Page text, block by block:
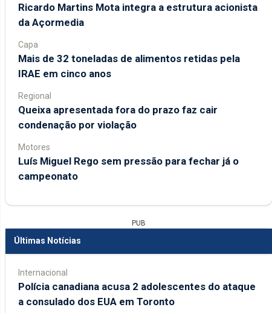
Ricardo Martins Mota integra a estrutura acionista
da Açormedia
Capa
Mais de 32 toneladas de alimentos retidas pela
IRAE em cinco anos
Regional
Queixa apresentada fora do prazo faz cair
condenação por violação
Motores
Luís Miguel Rego sem pressão para fechar já o
campeonato
PUB
Últimas Notícias
Internacional
Polícia canadiana acusa 2 adolescentes do ataque
a consulado dos EUA em Toronto